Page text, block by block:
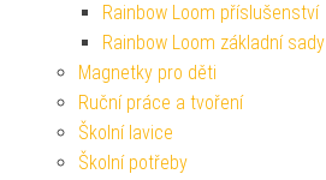
Rainbow Loom příslušenství
Rainbow Loom základní sady
Magnetky pro děti
Ruční práce a tvoření
Školní lavice
Školní potřeby